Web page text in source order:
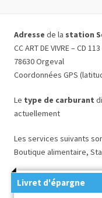
Adresse de la station
CC ART DE VIVRE – CD 113
78630 Orgeval
Coordonnées GPS
Le type de carburant
actuellement
Les services suivants
Boutique alimentaire,
Livret d'épargne